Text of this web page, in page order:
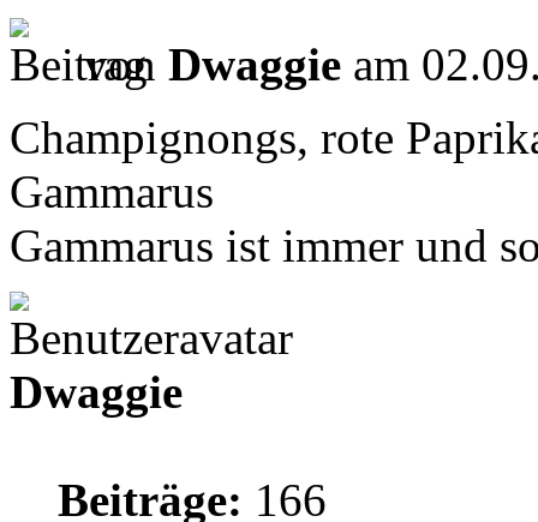
von Dwaggie am
Champignongs, rote
Gammarus
Gammarus ist immer und
Dwaggie
Beiträge: 166